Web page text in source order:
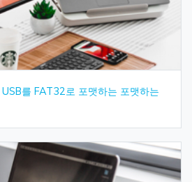
를 FAT32로 포맷하는 포맷하는